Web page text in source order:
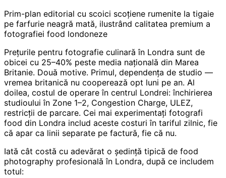
Prim-plan editorial cu scoici scoțiene rumenite la tigaie
pe farfurie neagră mată, ilustrând calitatea premium a
fotografiei food londoneze
Prețurile pentru fotografie culinară în Londra sunt de
obicei cu 25–40% peste media națională din Marea
Britanie. Două motive. Primul, dependența de studio —
vremea britanică nu cooperează opt luni pe an. Al
doilea, costul de operare în centrul Londrei: închirierea
studioului în Zone 1–2, Congestion Charge, ULEZ,
restricții de parcare. Cei mai experimentați fotografi
food din Londra includ aceste costuri în tariful zilnic, fie
că apar ca linii separate pe factură, fie că nu.
Iată cât costă cu adevărat o ședință tipică de food
photography profesională în Londra, după ce includem
totul: